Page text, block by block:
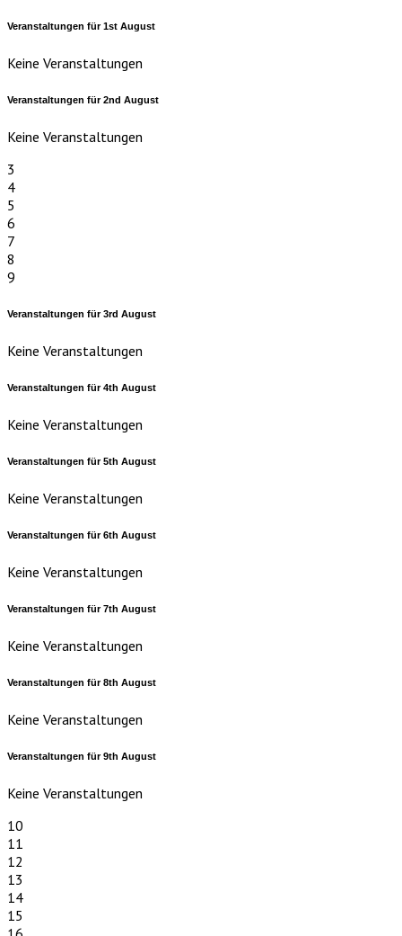
Veranstaltungen für1st August
Keine Veranstaltungen
Veranstaltungen für2nd August
Keine Veranstaltungen
3
4
5
6
7
8
9
Veranstaltungen für3rd August
Keine Veranstaltungen
Veranstaltungen für4th August
Keine Veranstaltungen
Veranstaltungen für5th August
Keine Veranstaltungen
Veranstaltungen für6th August
Keine Veranstaltungen
Veranstaltungen für7th August
Keine Veranstaltungen
Veranstaltungen für8th August
Keine Veranstaltungen
Veranstaltungen für9th August
Keine Veranstaltungen
10
11
12
13
14
15